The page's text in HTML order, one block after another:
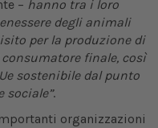
– hanno tra i loro
degli animali
per la produzione di
finale, così
sostenibile dal punto
sociale”.
organizzazioni